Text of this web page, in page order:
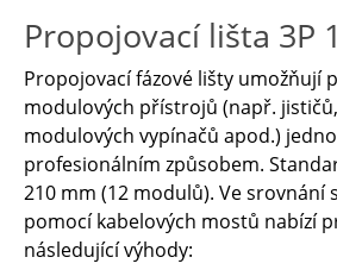
Propojovací lišta 3P
Propojovací fázové lišty umožňují
modulových přístrojů (např.
modulových vypínačů apod.)
profesionálním způsobem.
210 mm (12 modulů). Ve srovnání
pomocí kabelových mostů nabízí
následující výhody: